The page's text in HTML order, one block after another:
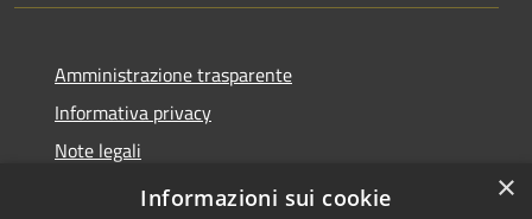
Amministrazione trasparente
Informativa privacy
Note legali
Dichiarazione di accessibilità
×
Informazioni sui cookie